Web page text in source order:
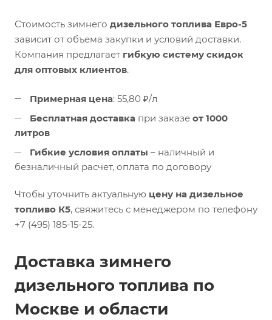
Стоимость зимнего дизельного топлива Евро-5
зависит от объема закупки и условий доставки.
Компания предлагает гибкую систему скидок
для оптовых клиентов.
Примерная цена: 55,80 ₽/л
Бесплатная доставка при заказе от 1000
литров
Гибкие условия оплаты – наличный и
безналичный расчет, оплата по договору
Чтобы уточнить актуальную цену на дизельное
топливо К5, свяжитесь с менеджером по телефону
+7 (495) 185-15-25.
Доставка зимнего
дизельного топлива по
Москве и области